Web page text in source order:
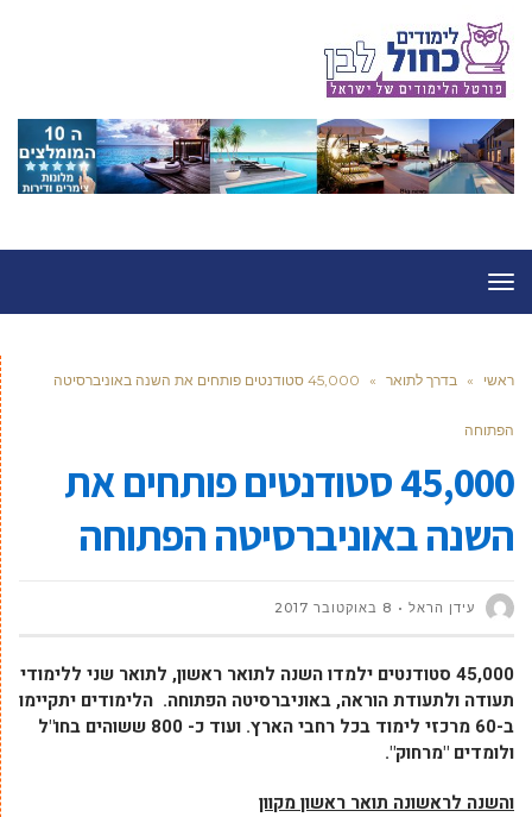
תפריט
ראשי » בדרך לתואר » 45,000 סטודנטים פותחים את השנה באוניברסיטה
הפתוחה
45,000 סטודנטים פותחים את
השנה באוניברסיטה הפתוחה
עידן הראל 8 באוקטובר 2017
45,000 סטודנטים ילמדו השנה לתואר ראשון, לתואר שני ללימודי
תעודה ולתעודת הוראה, באוניברסיטה הפתוחה. הלימודים יתקיימו
ב-60 מרכזי לימוד בכל רחבי הארץ.
ועוד כ- 800 ששוהים בחו"ל
ולומדים "מרחוק".
והשנה לראשונה תואר ראשון מקוון